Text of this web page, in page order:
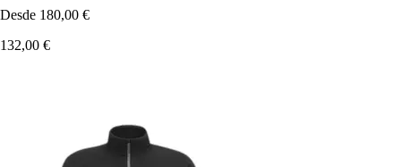
Desde 180,00 €
132,00 €